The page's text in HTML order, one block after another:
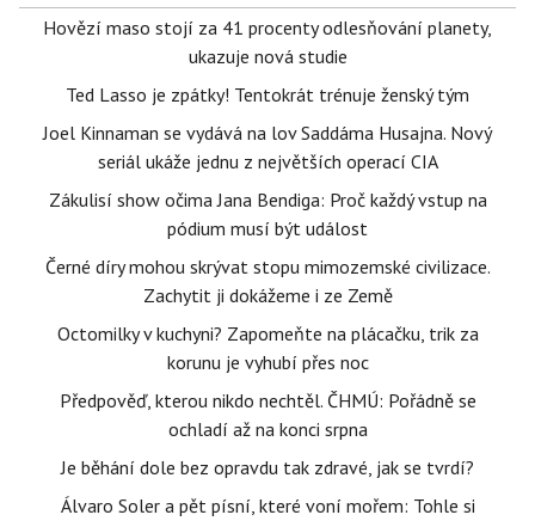
Hovězí maso stojí za 41 procenty odlesňování planety,
ukazuje nová studie
Ted Lasso je zpátky! Tentokrát trénuje ženský tým
Joel Kinnaman se vydává na lov Saddáma Husajna. Nový
seriál ukáže jednu z největších operací CIA
Zákulisí show očima Jana Bendiga: Proč každý vstup na
pódium musí být událost
Černé díry mohou skrývat stopu mimozemské civilizace.
Zachytit ji dokážeme i ze Země
Octomilky v kuchyni? Zapomeňte na plácačku, trik za
korunu je vyhubí přes noc
Předpověď, kterou nikdo nechtěl. ČHMÚ: Pořádně se
ochladí až na konci srpna
Je běhání dole bez opravdu tak zdravé, jak se tvrdí?
Álvaro Soler a pět písní, které voní mořem: Tohle si